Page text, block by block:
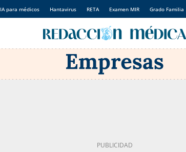
IA para médicos Hantavirus RETA Examen MIR Grado Familia